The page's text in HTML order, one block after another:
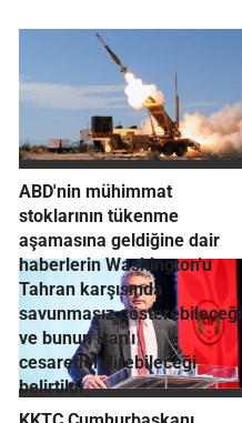
ABD'nin mühimmat
stoklarının tükenme
aşamasına geldiğine dair
haberlerin Washington'u
Tahran karşısında
savunmasız gösterebileceği
ve bunun İran'ı
cesaretlendirebileceği
belirtildi